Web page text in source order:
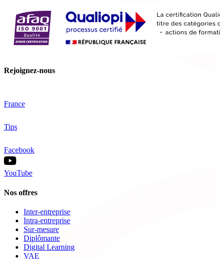
Rejoignez-nous
France
Tips
Facebook
YouTube
Nos offres
Inter-entreprise
Intra-entreprise
Sur-mesure
Diplômante
Digital Learning
VAE